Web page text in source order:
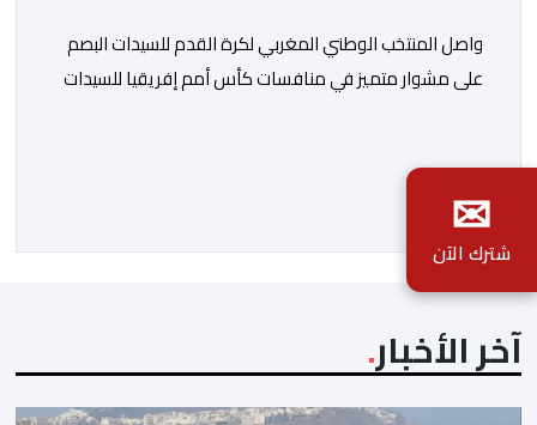
واصل المنتخب الوطني المغربي لكرة القدم للسيدات البصم
على مشوار متميز في منافسات كأس أمم إفريقيا للسيدات
التي جمعتهما، مساء اليوم السبت على أرضية ملعب مولاي
الحسن بالرباط، برسم الدور ربع النهائي، ليضمن بذلك رسميا
مشاركته […]
آخر الأخبار
✉
شترك الآن